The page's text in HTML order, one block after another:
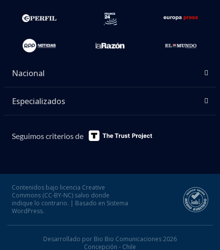
Nacional
Especializados
Seguimos criterios de
Contenidos bajo licencia Creative
Commons (CC-BY-NC) salvo donde
indique lo contrario. | Basado en Sistema
WordPress.
Desarrollado por Bio Bio Comunicaciones 2026
Concepción - Chile